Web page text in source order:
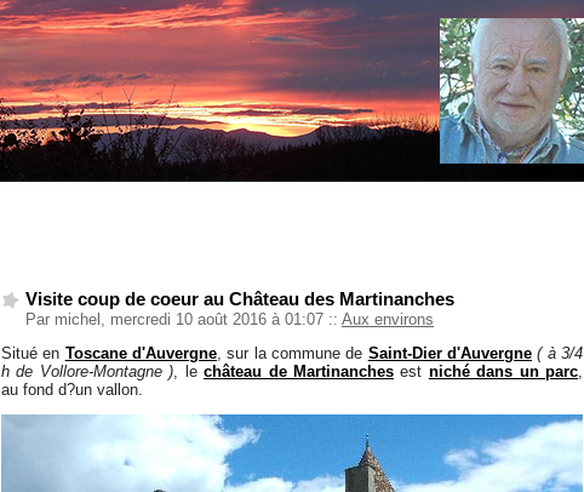
Visite coup de coeur au Château des Martinanches
Par michel, mercredi 10 août 2016 à 01:07 :: Aux environs
Situé en Toscane d'Auvergne, sur la commune de Saint-Dier d'Auvergne ( à 3/4
h de Vollore-Montagne ), lechâteau de Martinanchesest niché dans un parc,
au fond d?un vallon.